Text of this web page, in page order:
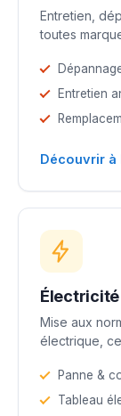
Entretien,
toutes
Entretien
Découvrir à
Électricité
Mise aux
électrique,
Panne &
Tableau